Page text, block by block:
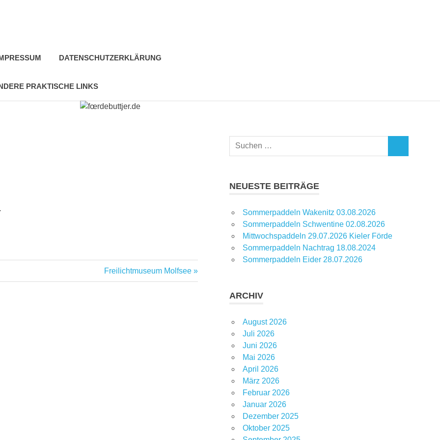
DATENSCHUTZERKLÄRUNG
PRAKTISCHE LINKS
Nächster
Beitrag:
Freilichtmuseum Molfsee
Suchen
NEUESTE BEITRÄGE
Sommerpaddeln Wakenitz 03.08.2026
Sommerpaddeln Schwentine 02.08.2026
Mittwochspaddeln 29.07.2026 Kieler Förde
Sommerpaddeln Nachtrag 18.08.2024
Sommerpaddeln Eider 28.07.2026
ARCHIV
August 2026
Juli 2026
Juni 2026
Mai 2026
April 2026
März 2026
Februar 2026
Januar 2026
Dezember 2025
Oktober 2025